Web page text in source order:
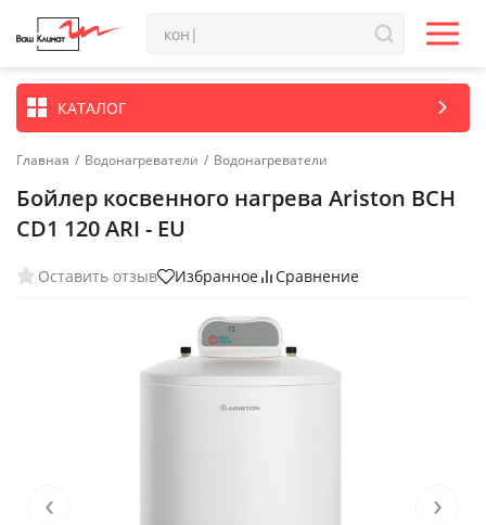
КАТАЛОГ
Главная / Водонагреватели / Водонагреватели
Бойлер косвенного нагрева Ariston BCH
CD1 120 ARI - EU
Оставить отзыв Избранное Сравнение
‹ ›